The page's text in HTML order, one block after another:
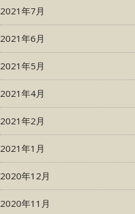
2021年7月
2021年6月
2021年5月
2021年4月
2021年2月
2021年1月
2020年12月
2020年11月